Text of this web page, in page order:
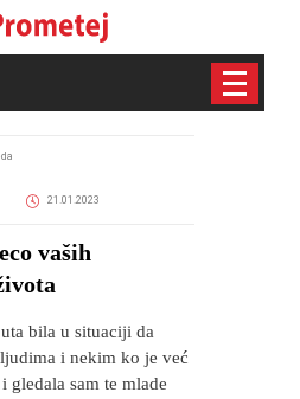
21.01.2023
vaših
bila u situaciji da
i nekim ko je već
gledala sam te mlade